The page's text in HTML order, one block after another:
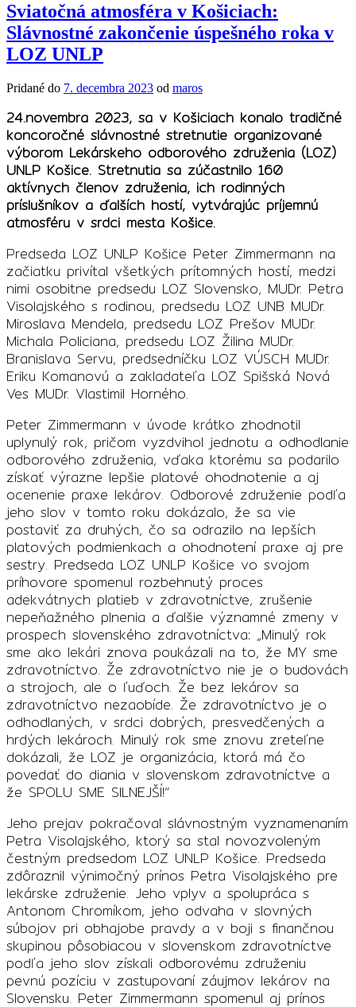
Sviatočná atmosféra v Košiciach:
Slávnostné zakončenie úspešného roka v
LOZ UNLP
Pridané do 7. decembra 2023 od maros
24.novembra 2023, sa v Košiciach konalo tradičné
koncoročné slávnostné stretnutie organizované
výborom Lekárskeho odborového združenia (LOZ)
UNLP Košice. Stretnutia sa zúčastnilo 160
aktívnych členov združenia, ich rodinných
príslušníkov a ďalších hostí, vytvárajúc príjemnú
atmosféru v srdci mesta Košice.
Predseda LOZ UNLP Košice Peter Zimmermann na
začiatku privítal všetkých prítomných hostí, medzi
nimi osobitne predsedu LOZ Slovensko, MUDr. Petra
Visolajského s rodinou, predsedu LOZ UNB MUDr.
Miroslava Mendela, predsedu LOZ Prešov MUDr.
Michala Policiana, predsedu LOZ Žilina MUDr.
Branislava Servu, predsedníčku LOZ VÚSCH MUDr.
Eriku Komanovú a zakladateľa LOZ Spišská Nová
Ves MUDr. Vlastimil Horného.
Peter Zimmermann v úvode krátko zhodnotil
uplynulý rok, pričom vyzdvihol jednotu a odhodlanie
odborového združenia, vďaka ktorému sa podarilo
získať výrazne lepšie platové ohodnotenie a aj
ocenenie praxe lekárov. Odborové združenie podľa
jeho slov v tomto roku dokázalo, že sa vie
postaviť za druhých, čo sa odrazilo na lepších
platových podmienkach a ohodnotení praxe aj pre
sestry. Predseda LOZ UNLP Košice vo svojom
príhovore spomenul rozbehnutý proces
adekvátnych platieb v zdravotníctve, zrušenie
nepeňažného plnenia a ďalšie významné zmeny v
prospech slovenského zdravotníctva: „Minulý rok
sme ako lekári znova poukázali na to, že MY sme
zdravotníctvo. Že zdravotníctvo nie je o budovách
a strojoch, ale o ľuďoch. Že bez lekárov sa
zdravotníctvo nezaobíde. Že zdravotníctvo je o
odhodlaných, v srdci dobrých, presvedčených a
hrdých lekároch. Minulý rok sme znovu zreteľne
dokázali, že LOZ je organizácia, ktorá má čo
povedať do diania v slovenskom zdravotníctve a
že SPOLU SME SILNEJŠÍ!“
Jeho prejav pokračoval slávnostným vyznamenaním
Petra Visolajského, ktorý sa stal novozvoleným
čestným predsedom LOZ UNLP Košice. Predseda
zdôraznil výnimočný prínos Petra Visolajského pre
lekárske združenie. Jeho vplyv a spolupráca s
Antonom Chromíkom, jeho odvaha v slovných
súbojov pri obhajobe pravdy a v boji s finančnou
skupinou pôsobiacou v slovenskom zdravotníctve
podľa jeho slov získali odborovému združeniu
pevnú pozíciu v zastupovaní záujmov lekárov na
Slovensku. Peter Zimmermann spomenul aj prínos